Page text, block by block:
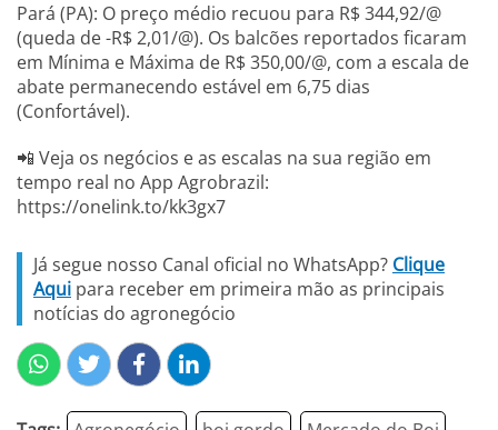
Pará (PA): O preço médio recuou para R$ 344,92/@
(queda de -R$ 2,01/@). Os balcões reportados ficaram
em Mínima e Máxima de R$ 350,00/@, com a escala de
abate permanecendo estável em 6,75 dias
(Confortável).
📲 Veja os negócios e as escalas na sua região em
tempo real no App Agrobrazil:
https://onelink.to/kk3gx7
Já segue nosso Canal oficial no WhatsApp? Clique
Aqui para receber em primeira mão as principais
notícias do agronegócio